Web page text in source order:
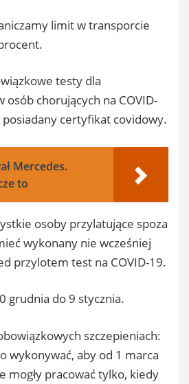
limit w transporcie
testy dla
osób chorujących na COVID-
posiadany certyfikat covidowy.
Mercedes.
to
osoby przylatujące spoza
wykonany nie wcześniej
przylotem test na COVID-19.
grudnia do 9 stycznia.
szczepieniach:
wykonywać, aby od 1 marca
mogły pracować tylko, kiedy